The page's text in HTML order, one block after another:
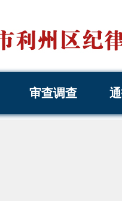
审查调查